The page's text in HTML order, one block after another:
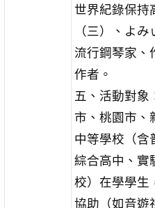
世界紀錄保持
（三）、よ
流行鋼琴家、
作者。
五、活動對象
市、桃園市、
中等學校（含
綜合高中、實
校）在學學生
協助（如音遊